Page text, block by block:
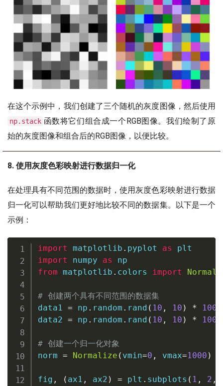
在这个示例中，我们创建了三个随机的灰度图像，然后使用
np.stack 函数将它们组合成一个RGB图像。我们绘制了原
始的灰度图像和组合后的RGB图像，以便比较。
8. 使用灰度色彩映射进行数据归一化
在处理具有不同范围的数据时，使用灰度色彩映射进行数据
归一化可以帮助我们更好地比较不同的数据集。以下是一个
示例：
import matplotlib . pyplot as
import numpy as
from matplotlib . colors import
# 创建两个具有不同范围的数据集
data1 = np . random . rand ( 10 , 10 ) *
100
data2 = np . random . rand ( 10 , 10 ) * 1000
# 创建一个归一化对象
norm = Normalize ( vmin=0 , vmax=1000 )
fig , ( ax1 , ax2 ) = plt . subplots ( 1 , 2 ,